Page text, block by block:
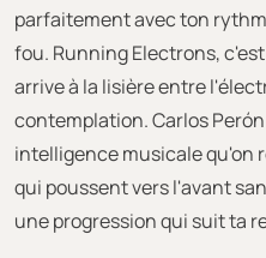
parfaitement avec ton
fou. Running Electrons,
arrive à la lisière entre
contemplation. Carlos
intelligence musicale qu'on
qui poussent vers l'avant
une progression qui suit ta